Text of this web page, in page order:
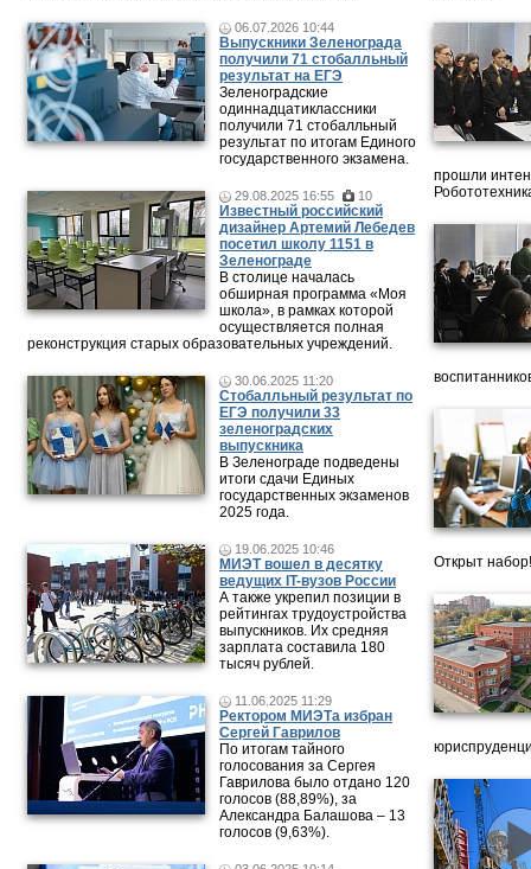
06.07.2026 10:44
Выпускники Зеленограда
получили 71 стобалльный
результат на ЕГЭ
Зеленоградские
одиннадцатиклассники
получили 71 стобалльный
результат по итогам Единого
государственного экзамена.
29.08.2025 16:55 10
Известный российский
дизайнер Артемий Лебедев
посетил школу 1151 в
Зеленограде
В столице началась
обширная программа «Моя
школа», в рамках которой
осуществляется полная
реконструкция старых образовательных учреждений.
30.06.2025 11:20
Стобалльный результат по
ЕГЭ получили 33
зеленоградских
выпускника
В Зеленограде подведены
итоги сдачи Единых
государственных экзаменов
2025 года.
19.06.2025 10:46
МИЭТ вошел в десятку
ведущих IT-вузов России
А также укрепил позиции в
рейтингах трудоустройства
выпускников. Их средняя
зарплата составила 180
тысяч рублей.
11.06.2025 11:29
Ректором МИЭТа избран
Сергей Гаврилов
По итогам тайного
голосования за Сергея
Гаврилова было отдано 120
голосов (88,89%), за
Александра Балашова – 13
голосов (9,63%).
прошли
Открыт набор!